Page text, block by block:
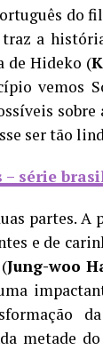
do
a
de Hideko (
vemos
ser tão
– série
partes. A
e de
Jung-woo
metade